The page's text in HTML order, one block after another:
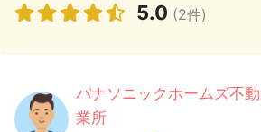
5.0 (2件)
パナソニックホームズ不
業所